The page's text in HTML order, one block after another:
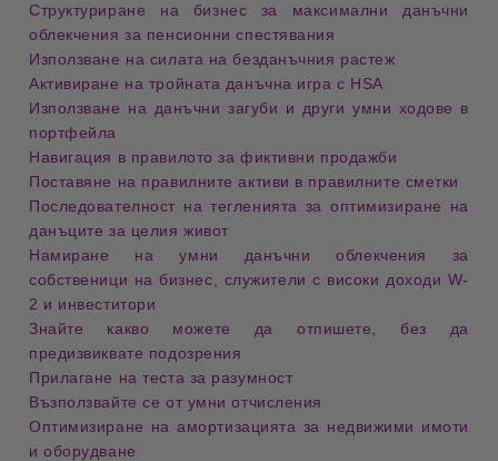
Структуриране на бизнес за максимални данъчни
облекчения за пенсионни спестявания
Използване на силата на безданъчния растеж
Активиране на тройната данъчна игра с HSA
Използване на данъчни загуби и други умни ходове в
портфейла
Навигация в правилото за фиктивни продажби
Поставяне на правилните активи в правилните сметки
Последователност на тегленията за оптимизиране на
данъците за целия живот
Намиране на умни данъчни облекчения за
собственици на бизнес, служители с високи доходи W-
2 и инвеститори
Знайте какво можете да отпишете, без да
предизвиквате подозрения
Прилагане на теста за разумност
Възползвайте се от умни отчисления
Оптимизиране на амортизацията за недвижими имоти
и оборудване